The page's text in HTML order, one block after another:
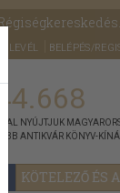
BELÉPÉS/
KÖTELEZŐ ÉS
NYÚJTJUK
ANTIKVÁR KÖNYV-